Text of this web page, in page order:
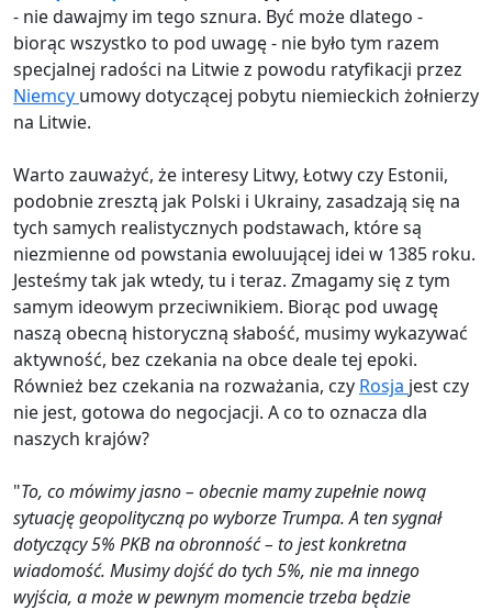
- nie dawajmy im tego sznura. Być może dlatego -
biorąc wszystko to pod uwagę - nie było tym razem
specjalnej radości na Litwie z powodu ratyfikacji przez
Niemcy umowy dotyczącej pobytu niemieckich żołnierzy
na Litwie.
Warto zauważyć, że interesy Litwy, Łotwy czy Estonii,
podobnie zresztą jak Polski i Ukrainy, zasadzają się na
tych samych realistycznych podstawach, które są
niezmienne od powstania ewoluującej idei w 1385 roku.
Jesteśmy tak jak wtedy, tu i teraz. Zmagamy się z tym
samym ideowym przeciwnikiem. Biorąc pod uwagę
naszą obecną historyczną słabość, musimy wykazywać
aktywność, bez czekania na obce deale tej epoki.
Również bez czekania na rozważania, czy Rosja jest czy
nie jest, gotowa do negocjacji. A co to oznacza dla
naszych krajów?
"To, co mówimy jasno – obecnie mamy zupełnie nową
sytuację geopolityczną po wyborze Trumpa. A ten sygnał
dotyczący 5% PKB na obronność – to jest konkretna
wiadomość. Musimy dojść do tych 5%, nie ma innego
wyjścia, a może w pewnym momencie trzeba będzie